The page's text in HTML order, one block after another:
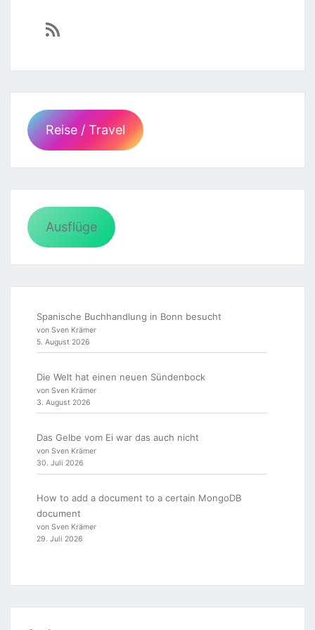
https://sven-essen.de/feed/
Reise / Travel
Ausflüge
Spanische Buchhandlung in Bonn besucht
von Sven Krämer
5. August 2026
Die Welt hat einen neuen Sündenbock
von Sven Krämer
3. August 2026
Das Gelbe vom Ei war das auch nicht
von Sven Krämer
30. Juli 2026
How to add a document to a certain MongoDB
document
von Sven Krämer
29. Juli 2026